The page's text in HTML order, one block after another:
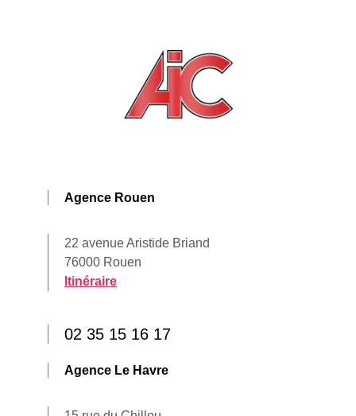
Agence Rouen
22 avenue Aristide Briand
76000 Rouen
Itinéraire
02 35 15 16 17
Agence Le Havre